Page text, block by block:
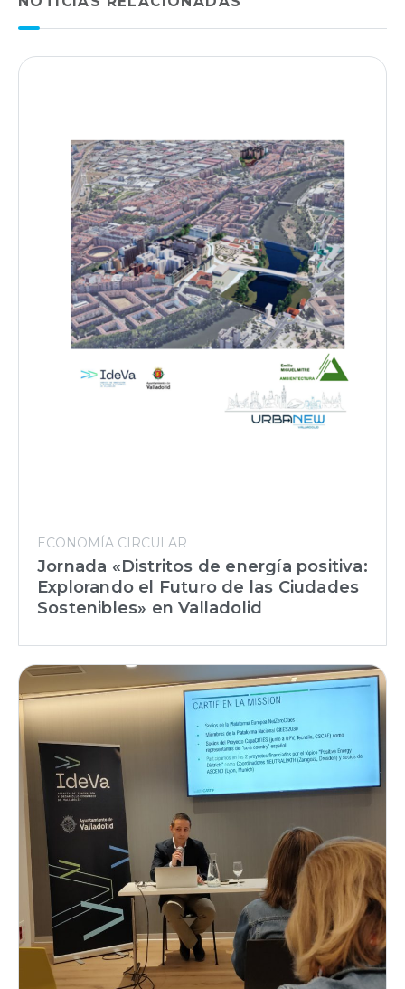
ECONOMÍA CIRCULAR
Jornada «Distritos de energía positiva:
Explorando el Futuro de las Ciudades
Sostenibles» en Valladolid